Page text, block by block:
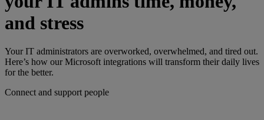
and stress
Your IT administrators are overworked, overwhelmed, and tired out.
Here’s how our Microsoft integrations will transform their daily lives
for the better.
Connect and support people